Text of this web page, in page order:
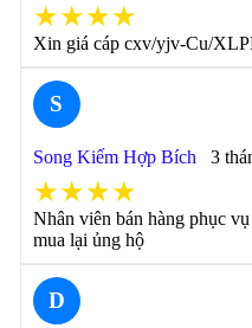
★★★★
Xin giá cáp cxv/yjv-Cu/
S
Song Kiếm Hợp Bích 3
★★★★
Nhân viên bán hàng phục
mua lại ủng hộ
D